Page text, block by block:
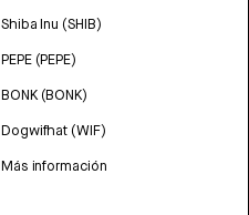
Shiba Inu (SHIB)
PEPE (PEPE)
BONK (BONK)
Dogwifhat (WIF)
Más información